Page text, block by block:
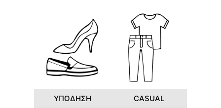
ΥΠΟΔΗΣΗ CASUAL